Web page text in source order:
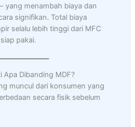
yang menambah biaya dan
signifikan. Total biaya
selalu lebih tinggi dari MFC
pakai.
Apa Dibanding MDF?
muncul dari konsumen yang
secara fisik sebelum